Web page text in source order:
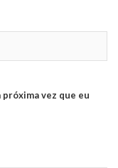
vez que eu